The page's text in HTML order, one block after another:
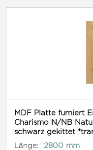
MDF Platte furniert
Charismo N/NB
schwarz gekittet
Länge:
2800 mm